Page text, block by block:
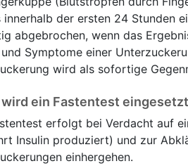
innerhalb der ersten 24 Stunden
abgebrochen, wenn das
Symptome einer
wird als sofortige
wird ein Fastentest eingesetzt
erfolgt bei Verdacht auf
Insulin produziert) und zur
einhergehen.